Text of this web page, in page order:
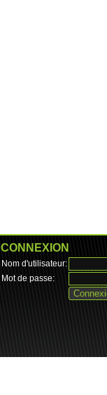
CONNEXION
Nom d'utilisateur:
Mot de passe: